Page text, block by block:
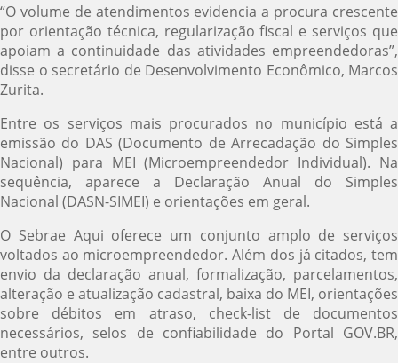
“O volume de atendimentos evidencia a procura crescente
por orientação técnica, regularização fiscal e serviços que
apoiam a continuidade das atividades empreendedoras”,
disse o secretário de Desenvolvimento Econômico, Marcos
Zurita.
Entre os serviços mais procurados no município está a
emissão do DAS (Documento de Arrecadação do Simples
Nacional) para MEI (Microempreendedor Individual). Na
sequência, aparece a Declaração Anual do Simples
Nacional (DASN-SIMEI) e orientações em geral.
O Sebrae Aqui oferece um conjunto amplo de serviços
voltados ao microempreendedor. Além dos já citados, tem
envio da declaração anual, formalização, parcelamentos,
alteração e atualização cadastral, baixa do MEI, orientações
sobre débitos em atraso, check-list de documentos
necessários, selos de confiabilidade do Portal GOV.BR,
entre outros.